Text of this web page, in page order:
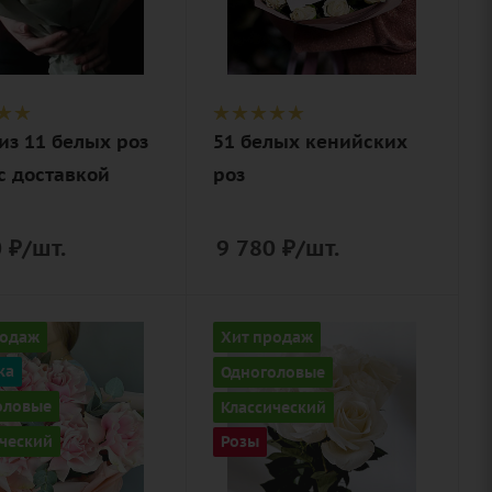
11 белых роз
доставкой
₽/шт.
роза, лента,
дизайнерская
упаковка
51 белых кенийских
роз
9 780 ₽/шт.
Хит продаж
Одноголовые
Классический
Розы
Количество
9
Цвет
белый
Описание